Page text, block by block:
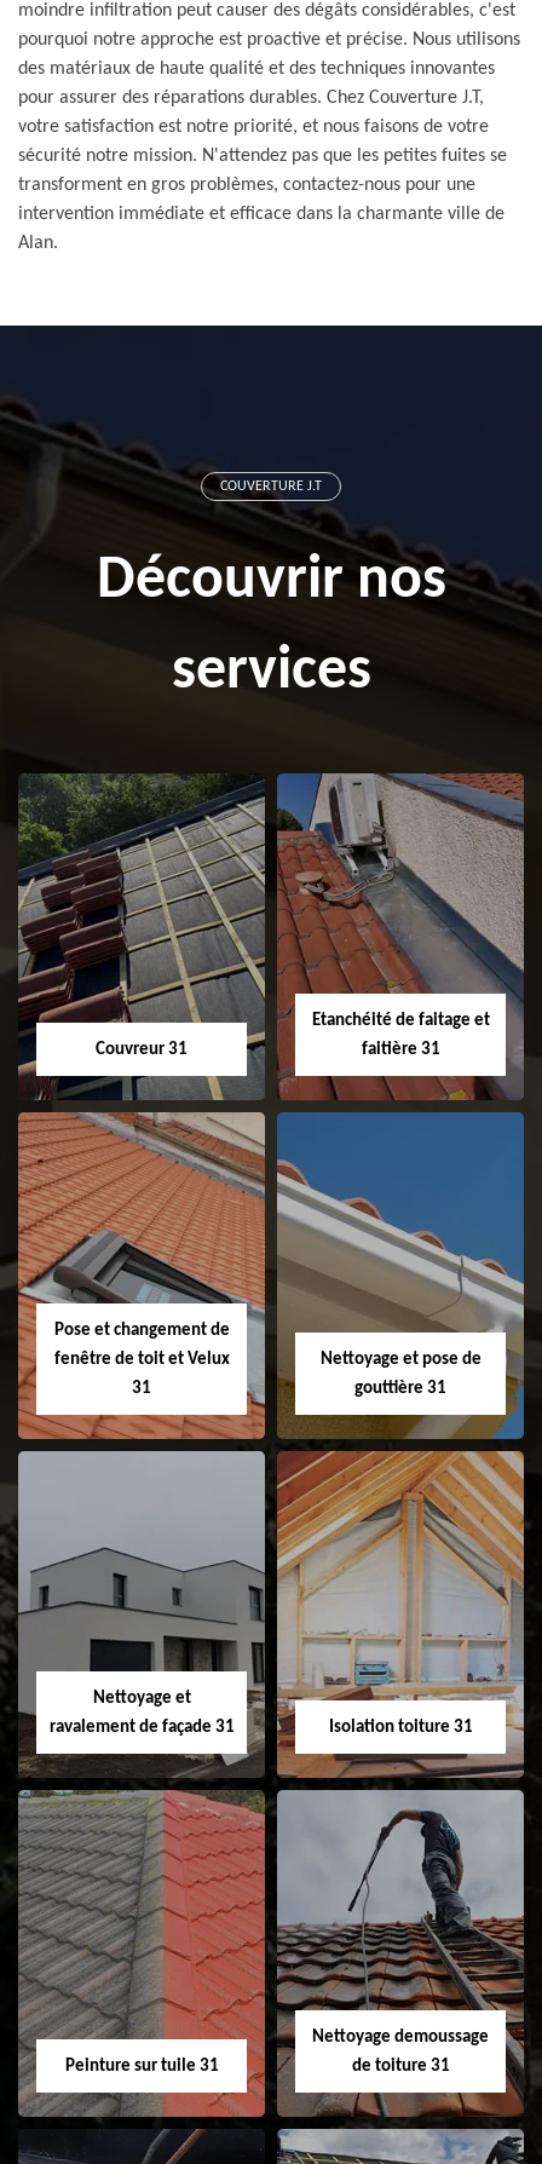
moindre infiltration peut causer des dégâts considérables, c'est
pourquoi notre approche est proactive et précise. Nous utilisons
des matériaux de haute qualité et des techniques innovantes
pour assurer des réparations durables. Chez Couverture J.T,
votre satisfaction est notre priorité, et nous faisons de votre
sécurité notre mission. N'attendez pas que les petites fuites se
transforment en gros problèmes, contactez-nous pour une
intervention immédiate et efficace dans la charmante ville de
Alan.
COUVERTURE J.T
Découvrir nos
services
Couvreur 31
Couvreur 31
Etanchéité de faitage et
faitière 31
Etanchéité de
faitage et faitière
31
Pose et changement de
fenêtre de toit et Velux
31
Pose et
changement de
fenêtre de toit et
Velux 31
Nettoyage et pose de
gouttière 31
Nettoyage et pose
Nettoyage et
ravalement de façade 31
Nettoyage et
ravalement de
façade 31
Isolation toiture 31
Isolation toiture 31
Peinture sur tuile 31
Nettoyage demoussage
de toiture 31